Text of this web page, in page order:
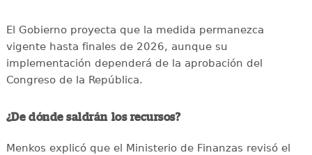
El Gobierno proyecta que la medida permanezca
vigente hasta finales de 2026, aunque su
implementación dependerá de la aprobación del
Congreso de la República.
¿De dónde saldrán los recursos?
Menkos explicó que el Ministerio de Finanzas revisó el